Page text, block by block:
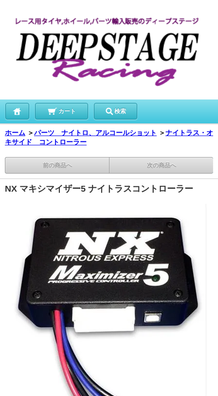
カート 検索
ホーム ＞パーツ ナイトロ、アルコールショット ＞ナイトラス・オ
キサイド コントローラー
前の商品へ 次の商品へ
NX マキシマイザー5 ナイトラスコントローラー